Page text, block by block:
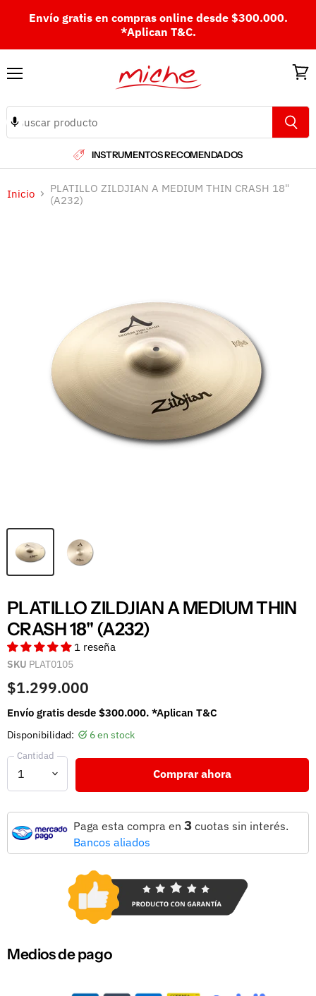
Envío gratis en compras online desde $300.000.
*Aplican T&C.
INSTRUMENTOS RECOMENDADOS
Inicio
PLATILLO ZILDJIAN A MEDIUM THIN CRASH 18"
(A232)
PLATILLO ZILDJIAN A MEDIUM THIN
CRASH 18" (A232)
1 reseña
SKU PLAT0105
$1.299.000
Envío gratis desde $300.000. *Aplican T&C
Disponibilidad: 6 en stock
Cantidad
Comprar ahora
Paga esta compra en 3 cuotas sin interés.
Bancos aliados
Medios de pago